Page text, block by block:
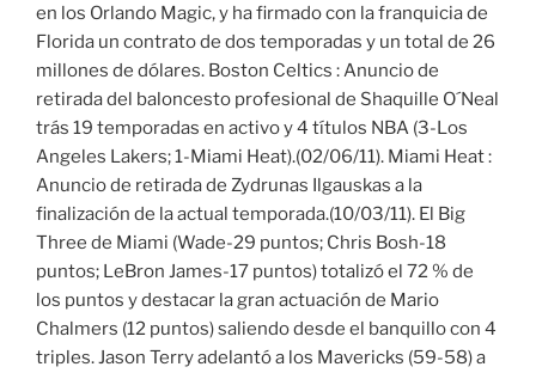
en los Orlando Magic, y ha firmado con la franquicia de
Florida un contrato de dos temporadas y un total de 26
millones de dólares. Boston Celtics : Anuncio de
retirada del baloncesto profesional de Shaquille O´Neal
trás 19 temporadas en activo y 4 títulos NBA (3-Los
Angeles Lakers; 1-Miami Heat).(02/06/11). Miami Heat :
Anuncio de retirada de Zydrunas Ilgauskas a la
finalización de la actual temporada.(10/03/11). El Big
Three de Miami (Wade-29 puntos; Chris Bosh-18
puntos; LeBron James-17 puntos) totalizó el 72 % de
los puntos y destacar la gran actuación de Mario
Chalmers (12 puntos) saliendo desde el banquillo con 4
triples. Jason Terry adelantó a los Mavericks (59-58) a